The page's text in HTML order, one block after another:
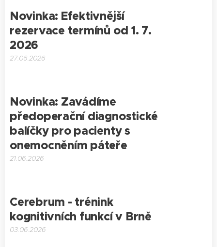
Novinka: Efektivnější
rezervace termínů od 1. 7.
2026
27.06.2026
Novinka: Zavádíme
předoperační diagnostické
balíčky pro pacienty s
onemocněním páteře
21.06.2026
Cerebrum - trénink
kognitivních funkcí v Brně
03.06.2026